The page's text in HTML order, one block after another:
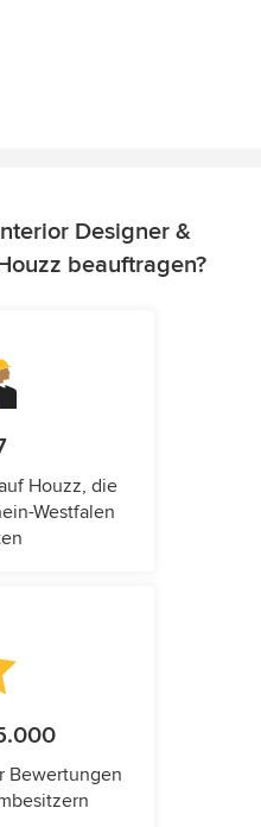
Designer &
beauftragen?
Houzz, die
Westfalen
Bewertungen